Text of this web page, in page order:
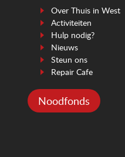
Over Thuis in West
Activiteiten
Hulp nodig?
Nieuws
Steun ons
Repair Cafe
Noodfonds